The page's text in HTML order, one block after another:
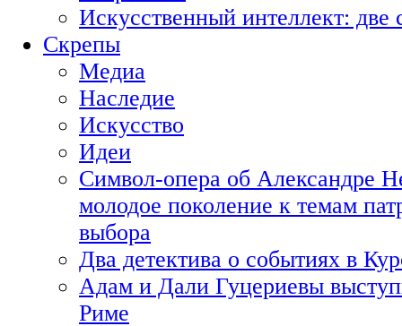
Искусственный интеллект:
Скрепы
Медиа
Наследие
Искусство
Идеи
Символ-опера об Александре
молодое поколение к темам
выбора
Два детектива о событиях в
Адам и Дали Гуцериевы
Риме